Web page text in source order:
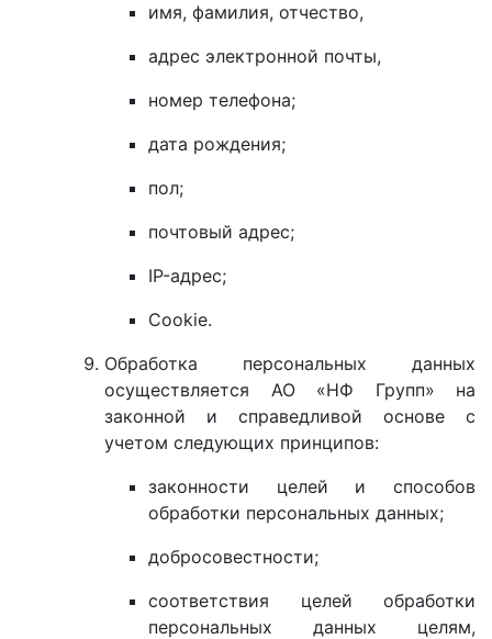
имя, фамилия, отчество,
адрес электронной почты,
номер телефона;
дата рождения;
пол;
почтовый адрес;
IP-адрес;
Cookie.
Обработка персональных данных
осуществляется АО «НФ Групп» на
законной и справедливой основе с
учетом следующих принципов:
законности целей и способов
обработки персональных данных;
добросовестности;
соответствия целей обработки
персональных данных целям,